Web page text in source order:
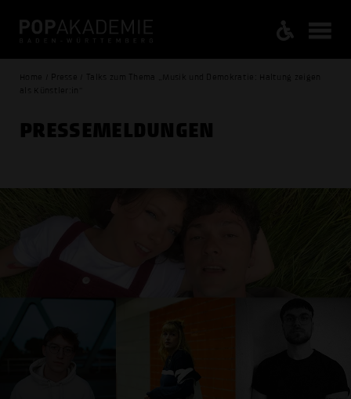
Home / Presse / Talks zum Thema „Musik und Demokratie: Haltung zeigen
als Künstler:in"
PRESSE­MELDUNGEN